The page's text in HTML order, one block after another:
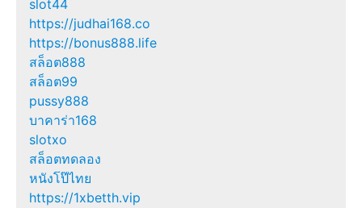
slot44
https://judhai168.co
https://bonus888.life
สล็อต888
สล็อต99
pussy888
บาคาร่า168
slotxo
สล็อตทดลอง
หนังโป๊ไทย
https://1xbetth.vip